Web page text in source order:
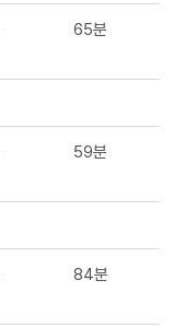
65분
59분
84분